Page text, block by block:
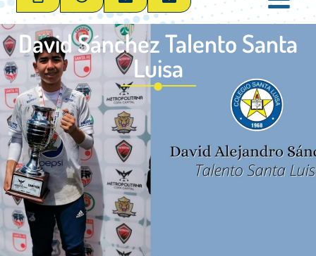
David Sánchez Talento Santa
Luisa